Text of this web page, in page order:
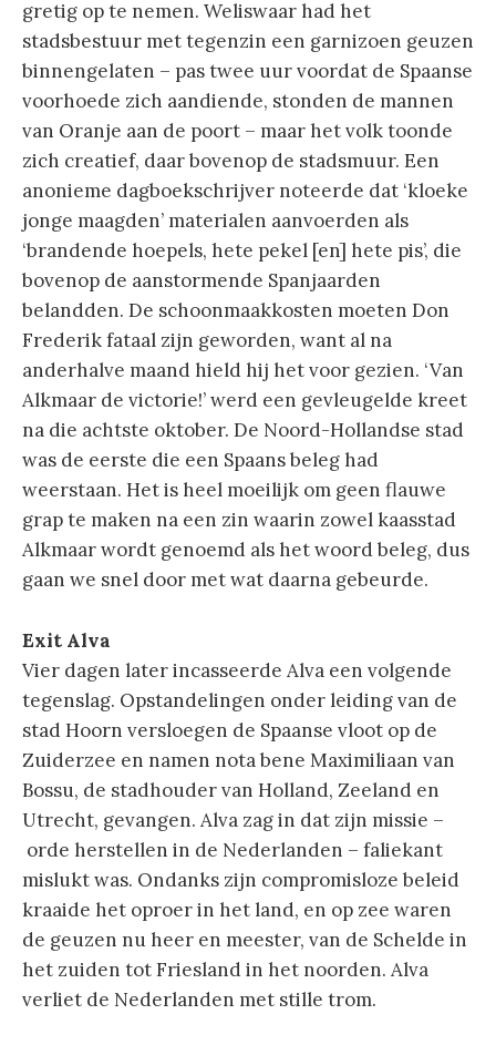
gretig op te nemen. Weliswaar had het
stadsbestuur met tegenzin een garnizoen geuzen
binnengelaten – pas twee uur voordat de Spaanse
voorhoede zich aandiende, stonden de mannen
van Oranje aan de poort – maar het volk toonde
zich creatief, daar bovenop de stadsmuur. Een
anonieme dagboekschrijver noteerde dat ‘kloeke
jonge maagden’ materialen aanvoerden als
‘brandende hoepels, hete pekel [en] hete pis’, die
bovenop de aanstormende Spanjaarden
belandden. De schoonmaakkosten moeten Don
Frederik fataal zijn geworden, want al na
anderhalve maand hield hij het voor gezien. ‘Van
Alkmaar de victorie!’ werd een gevleugelde kreet
na die achtste oktober. De Noord-Hollandse stad
was de eerste die een Spaans beleg had
weerstaan. Het is heel moeilijk om geen flauwe
grap te maken na een zin waarin zowel kaasstad
Alkmaar wordt genoemd als het woord beleg, dus
gaan we snel door met wat daarna gebeurde.
Exit Alva
Vier dagen later incasseerde Alva een volgende
tegenslag. Opstandelingen onder leiding van de
stad Hoorn versloegen de Spaanse vloot op de
Zuiderzee en namen nota bene Maximiliaan van
Bossu, de stadhouder van Holland, Zeeland en
Utrecht, gevangen. Alva zag in dat zijn missie –
orde herstellen in de Nederlanden – faliekant
mislukt was. Ondanks zijn compromisloze beleid
kraaide het oproer in het land, en op zee waren
de geuzen nu heer en meester, van de Schelde in
het zuiden tot Friesland in het noorden. Alva
verliet de Nederlanden met stille trom.